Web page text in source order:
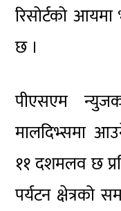
रिसोर्टको
छ ।
पीएसएम
मालदिभ्समा
११ दशमलव छ
पर्यटन क्षेत्रको